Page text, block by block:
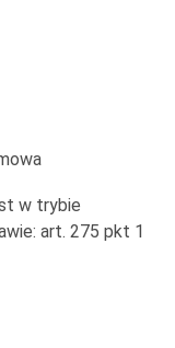
w trybie
art. 275 pkt 1